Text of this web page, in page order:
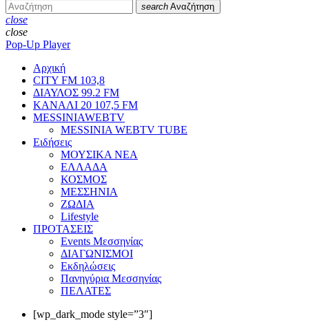
search Αναζήτηση
close
close
Pop-Up Player
Αρχική
CITY FM 103,8
ΔΙΑΥΛΟΣ 99.2 FM
ΚΑΝΑΛΙ 20 107,5 FM
MESSINIAWEBTV
MESSINIA WEBTV TUBE
Eιδήσεις
ΜΟΥΣΙΚΑ ΝΕΑ
ΕΛΛΑΔΑ
ΚΟΣΜΟΣ
ΜΕΣΣΗΝΙΑ
ΖΩΔΙΑ
Lifestyle
ΠΡΟΤΑΣΕΙΣ
Events Μεσσηνίας
ΔΙΑΓΩΝΙΣΜΟΙ
Εκδηλώσεις
Πανηγύρια Μεσσηνίας
ΠΕΛΑΤΕΣ
[wp_dark_mode style=”3″]